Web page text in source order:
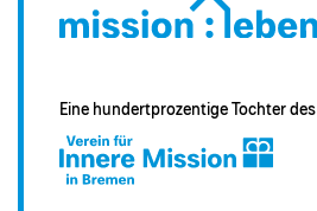
Eine hundertprozentige Tochter des